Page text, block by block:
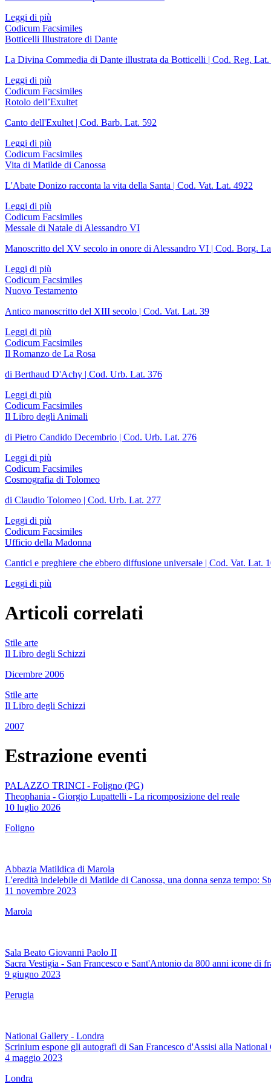
Leggi di più
Codicum Facsimiles
Botticelli Illustratore di Dante
La Divina Commedia di Dante illustrata da Botticelli | Cod. Reg. Lat.
Leggi di più
Codicum Facsimiles
Rotolo dell’Exultet
Canto dell'Exultet | Cod. Barb. Lat. 592
Leggi di più
Codicum Facsimiles
Vita di Matilde di Canossa
L'Abate Donizo racconta la vita della Santa | Cod. Vat. Lat. 4922
Leggi di più
Codicum Facsimiles
Messale di Natale di Alessandro VI
Manoscritto del XV secolo in onore di Alessandro VI | Cod. Borg.
Leggi di più
Codicum Facsimiles
Nuovo Testamento
Antico manoscritto del XIII secolo | Cod. Vat. Lat. 39
Leggi di più
Codicum Facsimiles
Il Romanzo de La Rosa
di Berthaud D'Achy | Cod. Urb. Lat. 376
Leggi di più
Codicum Facsimiles
Il Libro degli Animali
di Pietro Candido Decembrio | Cod. Urb. Lat. 276
Leggi di più
Codicum Facsimiles
Cosmografia di Tolomeo
di Claudio Tolomeo | Cod. Urb. Lat. 277
Leggi di più
Codicum Facsimiles
Ufficio della Madonna
Cantici e preghiere che ebbero diffusione universale | Cod. Vat. Lat.
Leggi di più
Articoli correlati
Stile arte
Il Libro degli Schizzi
Dicembre 2006
Stile arte
Il Libro degli Schizzi
2007
Estrazione eventi
PALAZZO TRINCI - Foligno (PG)
Theophania - Giorgio Lupattelli - La ricomposizione del reale
10 luglio 2026
Foligno
Abbazia Matildica di Marola
L'eredità indelebile di Matilde di Canossa, una donna senza tempo:
11 novembre 2023
Marola
Sala Beato Giovanni Paolo II
Sacra Vestigia - San Francesco e Sant'Antonio da 800 anni icone di
9 giugno 2023
Perugia
National Gallery - Londra
Scrinium espone gli autografi di San Francesco d'Assisi alla
4 maggio 2023
Londra